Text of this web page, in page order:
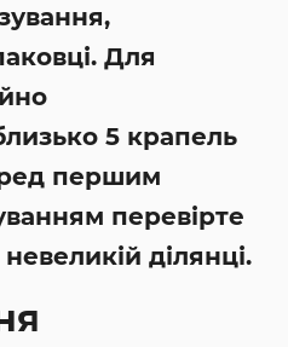
Для
5 крапель
першим
перевірте
ділянці.